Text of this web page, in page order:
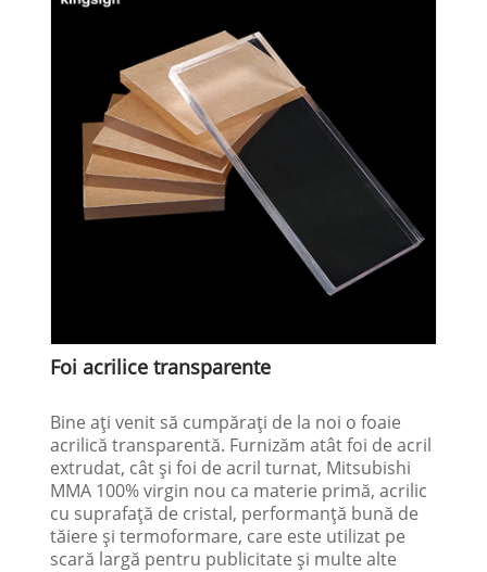
Foi acrilice transparente
Bine ați venit să cumpărați de la noi o foaie
acrilică transparentă. Furnizăm atât foi de acril
extrudat, cât și foi de acril turnat, Mitsubishi
MMA 100% virgin nou ca materie primă, acrilic
cu suprafață de cristal, performanță bună de
tăiere și termoformare, care este utilizat pe
scară largă pentru publicitate și multe alte